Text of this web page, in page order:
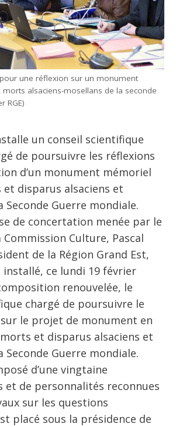
une réflexion sur un monument
alsaciens-mosellans de la seconde
RGE)
un conseil scientifique
de poursuivre les réflexions
d’un monument mémoriel
disparus alsaciens et
Seconde Guerre mondiale.
de concertation menée par le
Culture, Pascal
de la Région Grand Est,
installé, ce lundi 19 février
renouvelée, le
chargé de poursuivre le
le projet de monument en
et disparus alsaciens et
Seconde Guerre mondiale.
d’une vingtaine
et de personnalités reconnues
sur les questions
placé sous la présidence de